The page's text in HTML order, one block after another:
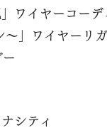
ワイヤーコー
～」ワイヤーリ
シティ